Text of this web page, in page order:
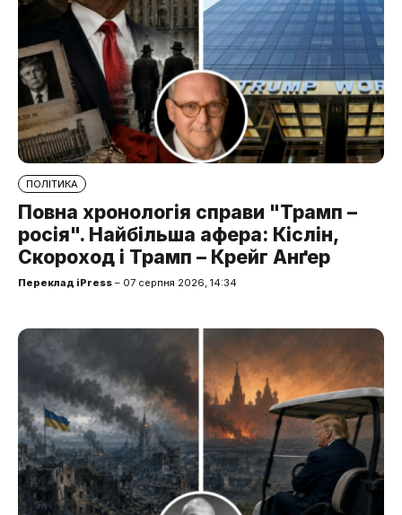
ПОЛІТИКА
Повна хронологія справи "Трамп –
росія". Найбільша афера: Кіслін,
Скороход і Трамп – Крейг Анґер
Переклад iPress – 07 серпня 2026, 14:34